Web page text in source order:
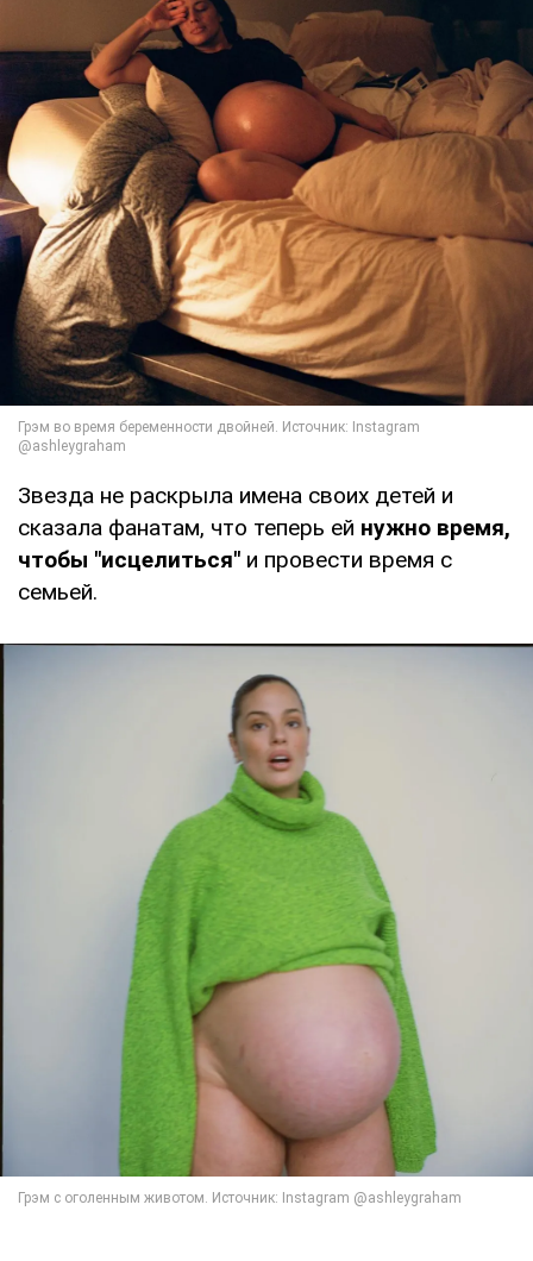
Звезда не раскрыла имена своих детей и
сказала фанатам, что теперь ей нужно время,
чтобы "исцелиться" и провести время с
семьей.